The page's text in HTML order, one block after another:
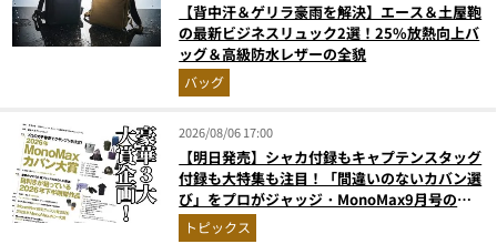
【背中汗＆ゲリラ豪雨を解決】エース＆土屋鞄
の最新ビジネスリュック2選！25%放熱向上バ
ッグ＆高級防水レザーの全貌
バッグ
2026/08/06 17:00
【明日発売】シャカ付録もキャプテンスタッグ
付録も大特集も注目！「間違いのないカバン選
び」をプロがジャッジ・MonoMax9月号の目
次を公開
トピックス